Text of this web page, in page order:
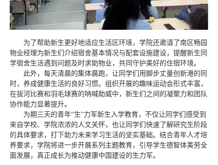
为了帮助新生更好地适应生活区环境，学院还邀请了南区畅园
物业经理为新生们介绍宿舍基本情况与配套设施建设，提醒新生同
学宿舍生活遇到问题及时求助物业，共同守护美好的住宿环境。
此外，每天清晨的集体晨跑，让同学们用脚步丈量创新港的同
时，养成健康生活的良好习惯。组织开展的趣味运动会形式丰富，
在拔河比赛和羽毛球赛的呐喊助威中，新生们之间的凝聚力和团队
协作能力显著提升。
为期三天的青年“生”力军新生入学教育，不仅让同学们感受到
来自学校、学院浓浓的人文关怀，也让同学们快速了解研究生阶段
的具体要求，打下助力未来学习生活的坚实基础。结合青年人才培
养要求，学院将进一步开展系列主题教育，引导学生德智体美劳全
面发展，真正成长为推动健康中国建设的生力军。